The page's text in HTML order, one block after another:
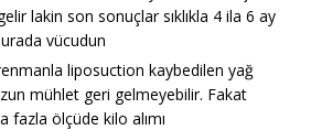
lakin son sonuçlar sıklıkla 4 ila 6 ay
vücudun
liposuction kaybedilen yağ
mühlet geri gelmeyebilir. Fakat
fazla ölçüde kilo alımı